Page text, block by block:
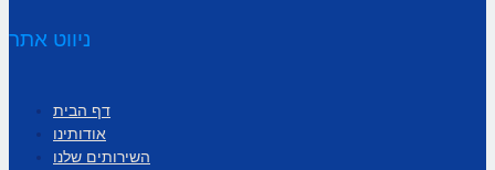
ניווט אתר
דף הבית
אודותינו
השירותים שלנו